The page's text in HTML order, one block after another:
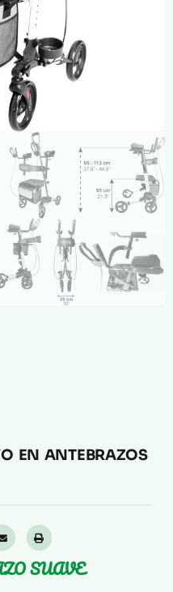
EN ANTEBRAZOS
SUAVE